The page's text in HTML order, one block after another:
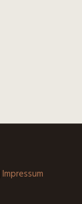
Impressum